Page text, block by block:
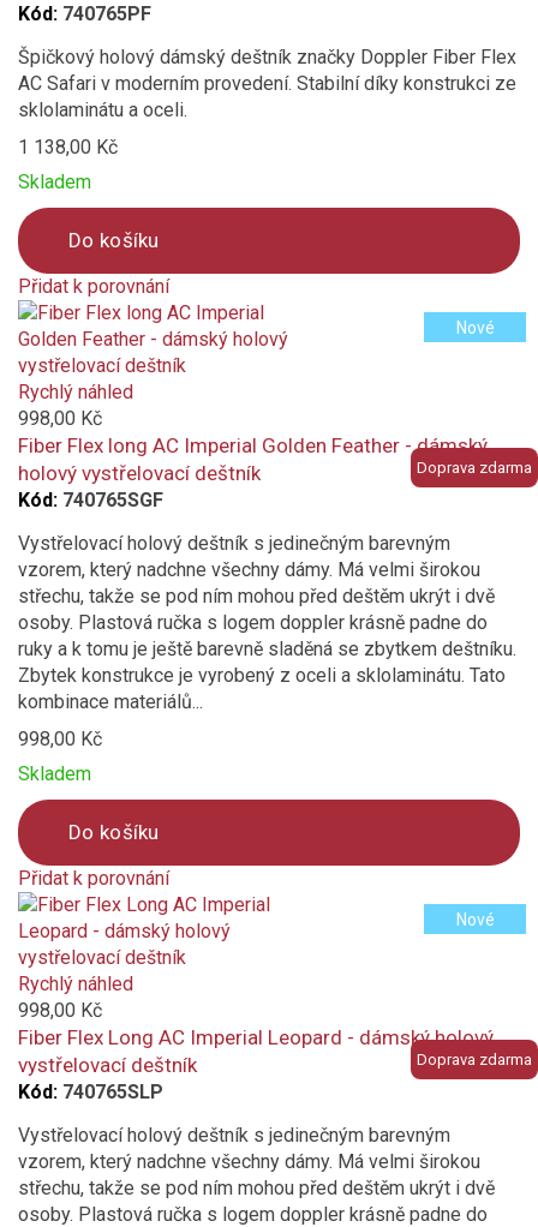
Kód: 740765PF
Špičkový holový dámský deštník značky Doppler Fiber Flex
AC Safari v moderním provedení. Stabilní díky konstrukci ze
sklolaminátu a oceli.
1 138,00 Kč
Skladem
Do košíku
Přidat k porovnání
Product
is
added
to
compare
Doprava zdarma
Rychlý náhled
998,00 Kč
Nové
Fiber Flex long AC Imperial Golden Feather - dámský
holový vystřelovací deštník
Kód: 740765SGF
Vystřelovací holový deštník s jedinečným barevným
vzorem, který nadchne všechny dámy. Má velmi širokou
střechu, takže se pod ním mohou před deštěm ukrýt i dvě
osoby. Plastová ručka s logem doppler krásně padne do
ruky a k tomu je ještě barevně sladěná se zbytkem deštníku.
Zbytek konstrukce je vyrobený z oceli a sklolaminátu. Tato
kombinace materiálů...
998,00 Kč
Skladem
Do košíku
Přidat k porovnání
Product
is
added
to
compare
Doprava zdarma
Rychlý náhled
998,00 Kč
Nové
Fiber Flex Long AC Imperial Leopard - dámský holový
vystřelovací deštník
Kód: 740765SLP
Vystřelovací holový deštník s jedinečným barevným
vzorem, který nadchne všechny dámy. Má velmi širokou
střechu, takže se pod ním mohou před deštěm ukrýt i dvě
osoby. Plastová ručka s logem doppler krásně padne do